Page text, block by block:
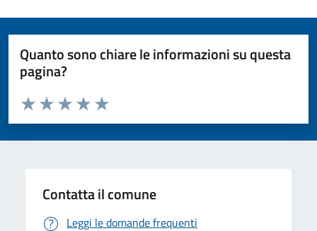
Quanto sono chiare le informazioni su questa
pagina?
Valuta da 1 a 5 stelle la pagina
Valuta 5 stelle su 5
Valuta 4 stelle su 5
Valuta 3 stelle su 5
Valuta 2 stelle su 5
Valuta 1 stelle su 5
Contatta il comune
Leggi le domande frequenti